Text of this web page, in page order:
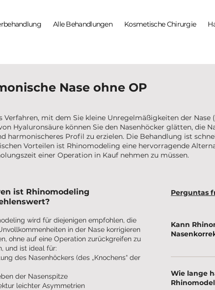
Alle Behandlungen Kosmetische Chirurgie
Nase ohne OP
mit dem Sie kleine Unregelmäßigkeiten der Nase (
Hyaluronsäure können Sie den Nasenhöcker glätten, die
harmonischeres Profil zu erzielen. Die Behandlung ist
Vorteilen ist Rhinomodeling eine hervorragende
einer Operation in Kauf nehmen zu müssen.
ist Rhinomodeling
wird für diejenigen empfohlen, die
in der Nase korrigieren
ohne auf eine Operation zurückgreifen zu
und ist ideal für:
des Nasenhöckers (des „Knochens“ der
der Nasenspitze
leichter Asymmetrien
Perguntas
Kann
Für leichte
Wie lange